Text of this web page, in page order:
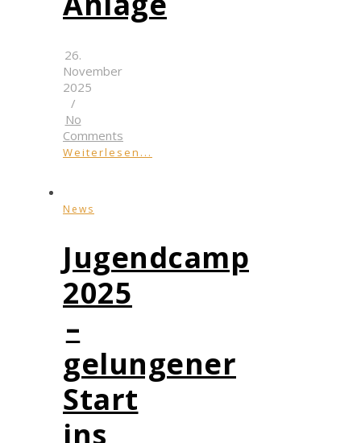
26.
November
2025
/
No
Comments
Weiterlesen...
News
Jugendcamp
2025
–
gelungener
Start
ins